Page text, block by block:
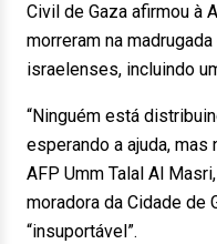
Civil de Gaza afirmou à
morreram na
israelenses, incluindo
“Ninguém está
esperando a ajuda, mas
AFP Umm Talal Al
moradora da Cidade de
“insuportável”.